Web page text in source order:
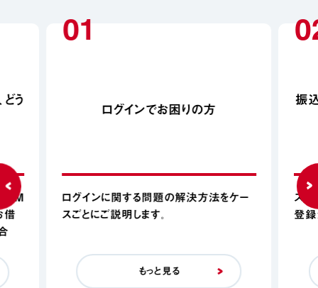
う
借
01
ログインでお困りの方
ログインに関する問題の解決方法をケー
スごとにご説明します。
もっと見る
振
スマ
登録